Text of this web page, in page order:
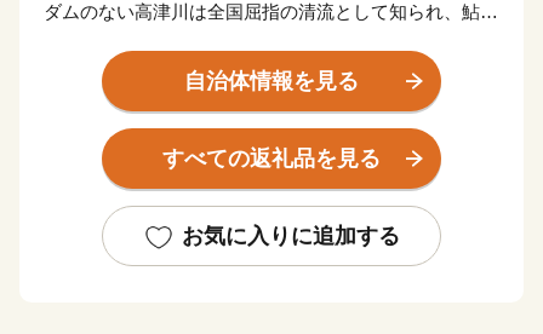
ダムのない高津川は全国屈指の清流として知られ、鮎や
ロン、ぶどうなどの農産物を育んでいます。
市内には画聖「雪舟」が手がけた庭園や歌聖「柿本人麻
呂」を祀る神社があり、中世の町並みが今も残る文化の
まちとして日本遺産にも認定されています。
り、人口減少という課題に向き合いながら、“ひとづく
り”によるまちづくりを進めています。
自治体情報を見る
すべての返礼品を見る
お気に入りに追加する